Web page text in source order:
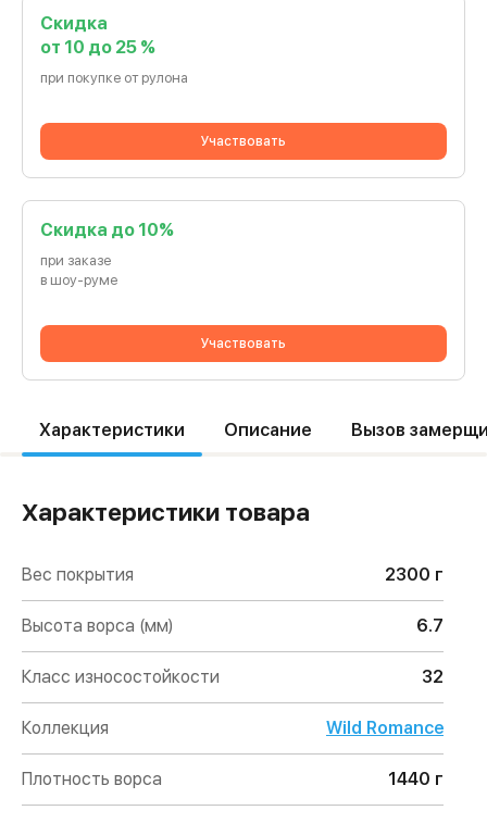
Скидка
от 10 до 25 %
при покупке от рулона
Участвовать
Cкидка до 10%
при заказе
в шоу-руме
Участвовать
Характеристики Описание Вызов
Характеристики товара
Вес покрытия 2300 г
Высота ворса (мм) 6.7
Класс износостойкости 32
Коллекция Wild Romance
Плотность ворса 1440 г